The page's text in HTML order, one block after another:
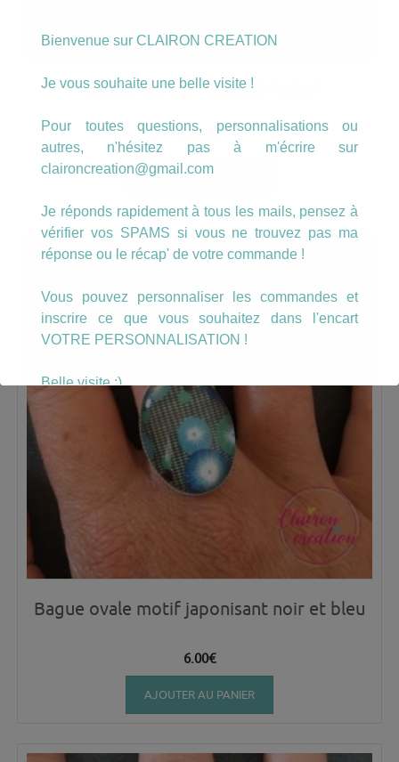
Bague Ronde Pissenlit Pastel
AJOUTER AU PANIER
Bague ovale motif japonisant noir et bleu
6.00€
AJOUTER AU PANIER
Bienvenue sur CLAIRON CREATION
Je vous souhaite une belle visite !
Pour toutes questions, personnalisations ou
autres, n'hésitez pas à m'écrire sur
claironcreation@gmail.com
Je réponds rapidement à tous les mails, pensez à
vérifier vos SPAMS si vous ne trouvez pas ma
réponse ou le récap' de votre commande !
Vous pouvez personnaliser les commandes et
inscrire ce que vous souhaitez dans l'encart
VOTRE PERSONNALISATION !
Belle visite :)